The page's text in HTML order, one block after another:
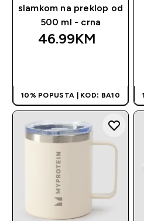
slamkom na preklop od
500 ml - crna
46.99KM‎
10% POPUSTA | KOD: BA10